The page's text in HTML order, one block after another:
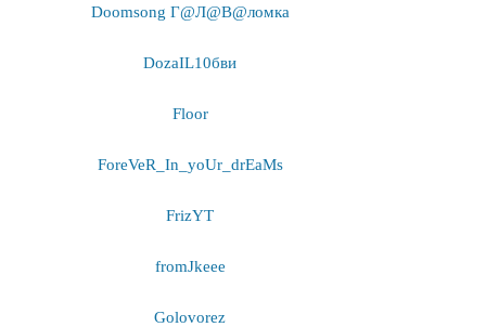
Doomsong Г@Л@В@ломка
DozaIL10бви
Floor
ForeVeR_In_yoUr_drEaMs
FrizYT
fromJkeee
Golovorez